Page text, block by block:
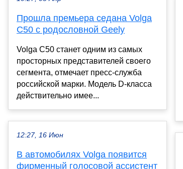
Прошла премьера седана Volga
C50 с родословной Geely
Volga C50 станет одним из самых
просторных представителей своего
сегмента, отмечает пресс-служба
российской марки. Модель D-класса
действительно имее...
12:27, 16 Июн
В автомобилях Volga появится
фирменный голосовой ассистент